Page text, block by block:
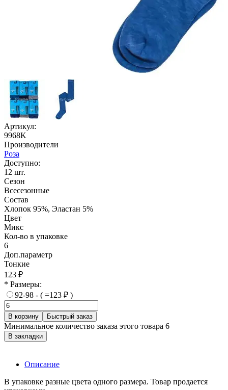
Артикул:
9968K
Производители
Роза
Доступно:
12 шт.
Сезон
Всесезонные
Состав
Хлопок 95%, Эластан 5%
Цвет
Микс
Кол-во в упаковке
6
Доп.параметр
Тонкие
123 ₽
* Размеры:
92-98 - ( =123 ₽ )
В корзину Быстрый заказ
Минимальное количество заказа этого товара 6
В закладки
Описание
В упаковке разные цвета одного размера. Товар продается